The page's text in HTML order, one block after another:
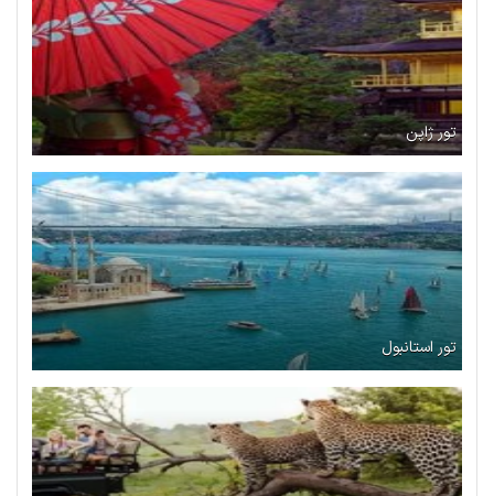
تور ژاپن
تور استانبول